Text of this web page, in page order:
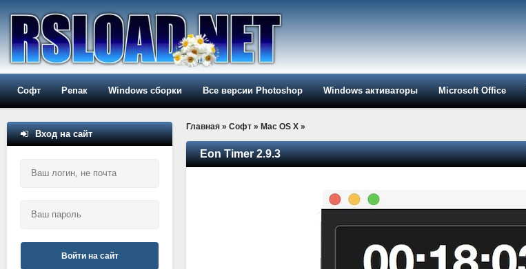
Софт Репак Windows сборки Все версии Photoshop Windows активаторы Microsoft Office
Главная » Софт » Mac OS X »
Eon Timer 2.9.3
Вход на сайт
Войти на сайт